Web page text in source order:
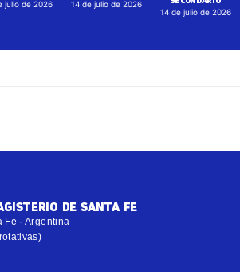
julio de 2026 14 de julio de 2026
14 de julio de 2026
DE SANTA FE
Fe · Argentina